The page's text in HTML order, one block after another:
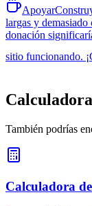
Apoyar
largas y demasiado
donación
sitio funcionando.
También podrías
Calculadora